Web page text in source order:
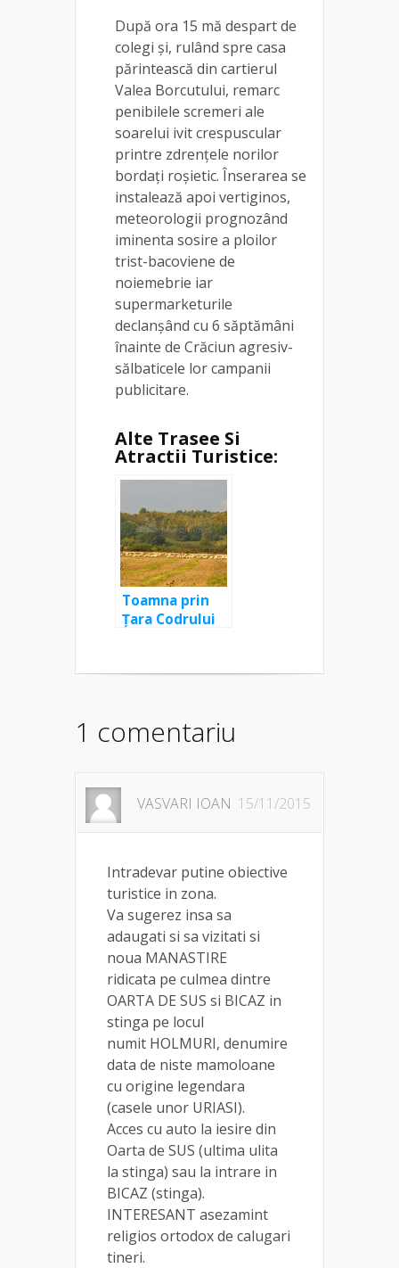
După ora 15 mă despart de
colegi și, rulând spre casa
părintească din cartierul
Valea Borcutului, remarc
penibilele scremeri ale
soarelui ivit crespuscular
printre zdrențele norilor
bordați roșietic. Înserarea se
instalează apoi vertiginos,
meteorologii prognozând
iminenta sosire a ploilor
trist-bacoviene de
noiemebrie iar
supermarketurile
declanșând cu 6 săptămâni
înainte de Crăciun agresiv-
sălbaticele lor campanii
publicitare.
Alte Trasee Si
Atractii Turistice:
Toamna prin
Țara Codrului
1 comentariu
VASVARI IOAN 15/11/2015
Intradevar putine obiective
turistice in zona.
Va sugerez insa sa
adaugati si sa vizitati si
noua MANASTIRE
ridicata pe culmea dintre
OARTA DE SUS si BICAZ in
stinga pe locul
numit HOLMURI, denumire
data de niste mamoloane
cu origine legendara
(casele unor URIASI).
Acces cu auto la iesire din
Oarta de SUS (ultima ulita
la stinga) sau la intrare in
BICAZ (stinga).
INTERESANT asezamint
religios ortodox de calugari
tineri.